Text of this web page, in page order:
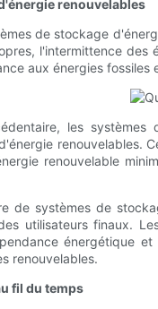
renouvelables
de stockage
l'intermittence des
aux énergies
les
renouvelables.
renouvelable
de systèmes de
utilisateurs finaux.
énergétique
renouvelables.
fil du temps